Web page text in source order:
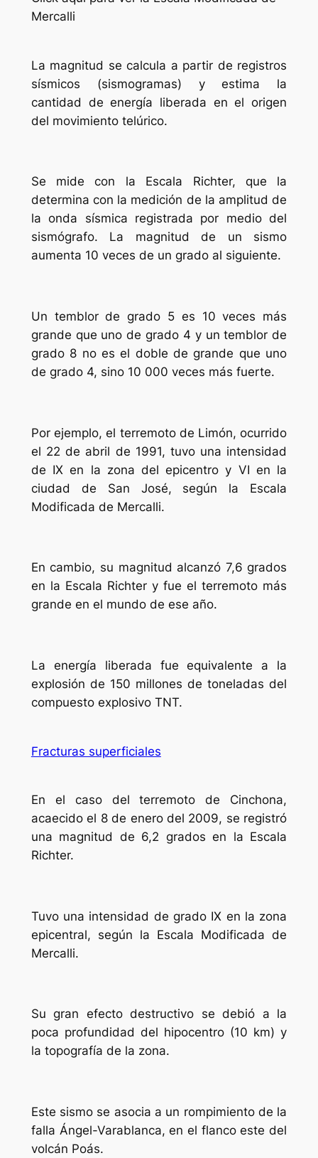
Mercalli
La magnitud se calcula a partir de registros
sísmicos (sismogramas) y estima la
cantidad de energía liberada en el origen
del movimiento telúrico.
Se mide con la Escala Richter, que la
determina con la medición de la amplitud de
la onda sísmica registrada por medio del
sismógrafo. La magnitud de un sismo
aumenta 10 veces de un grado al siguiente.
Un temblor de grado 5 es 10 veces más
grande que uno de grado 4 y un temblor de
grado 8 no es el doble de grande que uno
de grado 4, sino 10 000 veces más fuerte.
Por ejemplo, el terremoto de Limón, ocurrido
el 22 de abril de 1991, tuvo una intensidad
de IX en la zona del epicentro y VI en la
ciudad de San José, según la Escala
Modificada de Mercalli.
En cambio, su magnitud alcanzó 7,6 grados
en la Escala Richter y fue el terremoto más
grande en el mundo de ese año.
La energía liberada fue equivalente a la
explosión de 150 millones de toneladas del
compuesto explosivo TNT.
Fracturas superficiales
En el caso del terremoto de Cinchona,
acaecido el 8 de enero del 2009, se registró
una magnitud de 6,2 grados en la Escala
Richter.
Tuvo una intensidad de grado IX en la zona
epicentral, según la Escala Modificada de
Mercalli.
Su gran efecto destructivo se debió a la
poca profundidad del hipocentro (10 km) y
la topografía de la zona.
Este sismo se asocia a un rompimiento de la
falla Ángel-Varablanca, en el flanco este del
volcán Poás.